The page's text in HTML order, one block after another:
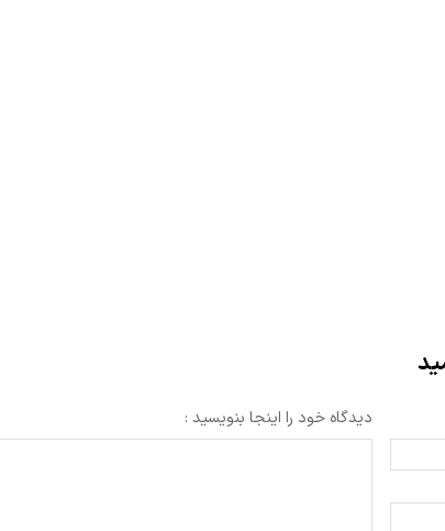
دیدگاه خود را اینجا بنویسید :